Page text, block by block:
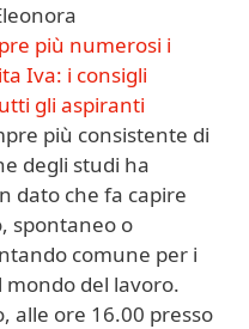
più numerosi i
Iva: i consigli
gli aspiranti
più consistente di
degli studi ha
dato che fa capire
spontaneo o
comune per i
mondo del lavoro.
alle ore 16.00 presso